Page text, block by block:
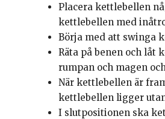
Placera kettlebellen
kettlebellen med
Börja med att swinga
Räta på benen och låt
rumpan och magen
När kettlebellen är
kettlebellen ligger
I slutpositionen ska